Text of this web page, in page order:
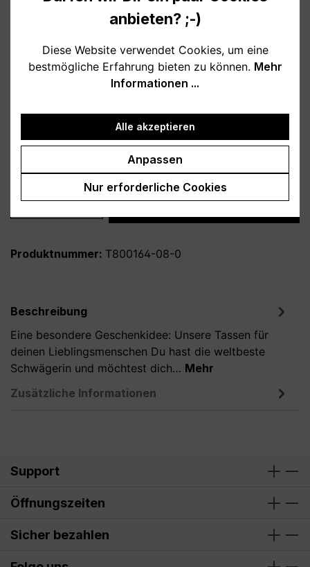
Verfügbar, Lieferzeit: 1-3 Tage
weiß
schwarz hellblau
rosa
türkis grau
dunkelblau
lila
Varianteauswählen
ohne Personalisierung
Produkt Anzahl: Gib den gewünschten
Produktnummer: T800164-08-0
Beschreibung
Eine besondere Geschenkidee: Unsere Tassen für
deinen Lieblingsmenschen Du hast die weltbeste
Schwägerin und möchtest dich… Mehr
Zusätzliche Informationen
Support
Öffnungszeiten
Sicher bezahlen
anbieten? ;-)
Diese Website verwendet Cookies, um eine
bestmögliche Erfahrung bieten zu können. Mehr
Informationen ...
Alle akzeptieren
Anpassen
Nur erforderliche Cookies